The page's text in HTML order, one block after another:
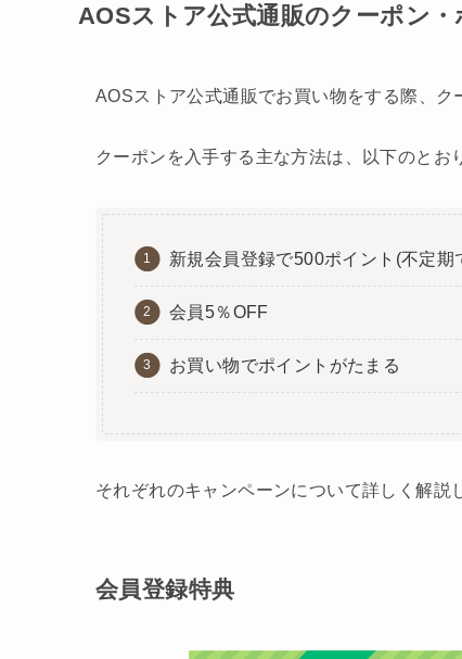
AOSストア公式通販のクーポン・
AOSストア公式通販でお買い物をする際、ク
クーポンを入手する主な方法は、以下のとお
新規会員登録で500ポイント(不定
会員5％OFF
お買い物でポイントがたまる
それぞれのキャンペーンについて詳しく解説
会員登録特典